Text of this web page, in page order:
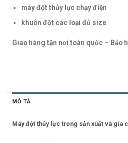
máy đột thủy lực chạy điện
khuôn đột các loại đủ size
Giao hàng tận nơi toàn quốc – Bảo
MÔ TẢ
Máy đột thủy lực trong sản xuất và gia